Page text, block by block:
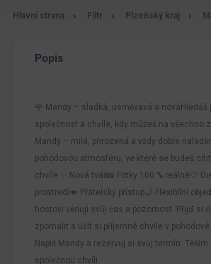
Hlavní strana Filtr Plzeňský kraj
Popis
🌹 Mandy – sladká, usměvavá a nováHledáš
společnost a chvíle, kdy můžeš na všechno
Mandy – milá, přirozená a vždy dobře
pohodovou atmosféru, ve které se budeš
chvíle.✨ Nová tvář📸 Fotky 100 % reálné🤍
prostředí💋 Přátelský přístup🌙 Flexibilní
hostovi věnuji svůj čas a pozornost. Přijď si
zpomalit a užít si příjemné chvíle v
Napiš Mandy a rezervuj si svůj termín. Těším
společnou chvíli.